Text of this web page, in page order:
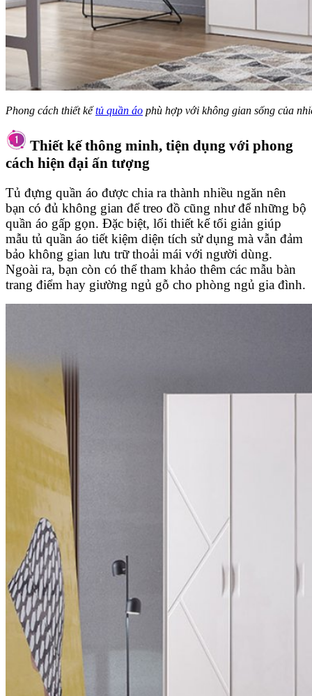
Phong cách thiết kếtủ quần áo phù hợp với không gian sống của
Thiết kế thông minh, tiện dụng với phong
cách hiện đại ấn tượng
Tủ đựng quần áo được chia ra thành nhiều ngăn nên
bạn có đủ không gian để treo đồ cũng như để những bộ
quần áo gấp gọn. Đặc biệt, lối thiết kế tối giản giúp
mẫu tủ quần áo tiết kiệm diện tích sử dụng mà vẫn đảm
bảo không gian lưu trữ thoải mái với người dùng.
Ngoài ra, bạn còn có thể tham khảo thêm các mẫu bàn
trang điểm hay giường ngủ gỗ cho phòng ngủ gia đình.